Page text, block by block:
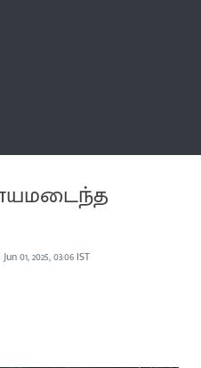
Jun 01, 2025, 03:06 IST